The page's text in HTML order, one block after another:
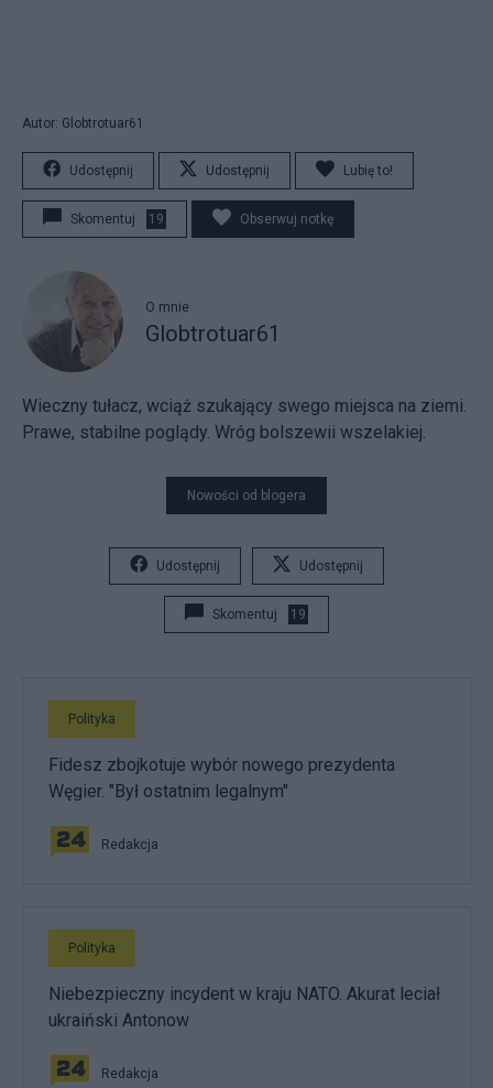
Autor: Globtrotuar61
Udostępnij Udostępnij Lubię to!
Skomentuj 19 Obserwuj notkę
O mnie
Globtrotuar61
Wieczny tułacz, wciąż szukający swego miejsca na ziemi.
Prawe, stabilne poglądy. Wróg bolszewii wszelakiej.
Nowości od blogera
Udostępnij Udostępnij
Skomentuj 19
Polityka
Fidesz zbojkotuje wybór nowego prezydenta
Węgier. "Był ostatnim legalnym"
Redakcja
Polityka
Niebezpieczny incydent w kraju NATO. Akurat leciał
ukraiński Antonow
Redakcja